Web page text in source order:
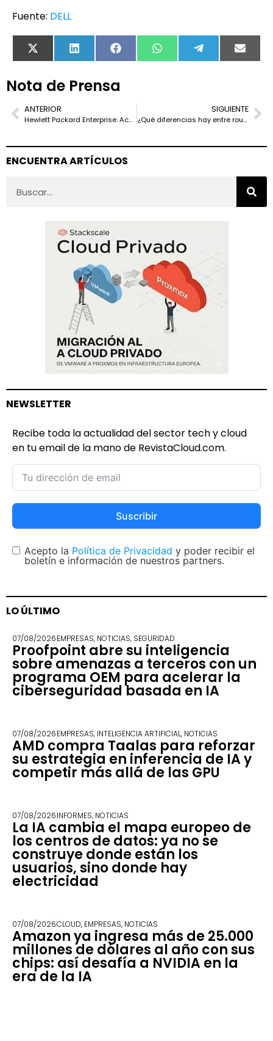
Fuente: DELL
X
(Twitter)
LinkedIn FacebookWhatsApp TelegramEmail
Nota de Prensa
ANTERIOR
Hewlett Packard Enterprise: Acelerando la formación en IA con soluciones llave en mano potenciadas por NVIDIA
SIGUIENTE
¿Qué diferencias hay entre router, hub y switch?
ENCUENTRA ARTÍCULOS
NEWSLETTER
Recibe toda la actualidad del sector tech y cloud
en tu email de la mano de RevistaCloud.com.
Suscribir
Acepto la Política de Privacidad y poder recibir el
boletín e información de nuestros partners.
LO ÚLTIMO
07/08/2026EMPRESAS, NOTICIAS, SEGURIDAD
Proofpoint abre su inteligencia
sobre amenazas a terceros con un
programa OEM para acelerar la
ciberseguridad basada en IA
07/08/2026EMPRESAS, INTELIGENCIA ARTIFICIAL, NOTICIAS
AMD compra Taalas para reforzar
su estrategia en inferencia de IA y
competir más allá de las GPU
07/08/2026INFORMES, NOTICIAS
La IA cambia el mapa europeo de
los centros de datos: ya no se
construye donde están los
usuarios, sino donde hay
electricidad
07/08/2026CLOUD, EMPRESAS, NOTICIAS
Amazon ya ingresa más de 25.000
millones de dólares al año con sus
chips: así desafía a NVIDIA en la
era de la IA